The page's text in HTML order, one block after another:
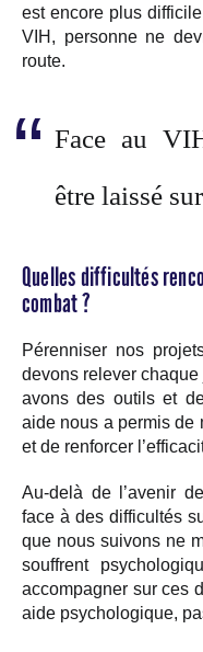
est encore plus
VIH, personne ne
route.
Face au
être laissé
Quelles difficultés
combat ?
Pérenniser nos
devons relever
avons des outils et
aide nous a permis de
et de renforcer
Au-delà de l’avenir
face à des difficultés
que nous suivons ne
souffrent
accompagner sur ces
aide psychologique,